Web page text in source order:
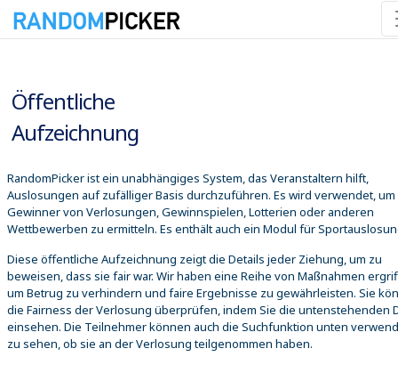
Öffentliche
Aufzeichnung
RandomPicker ist ein unabhängiges System, das Veranstaltern hilft,
Auslosungen auf zufälliger Basis durchzuführen. Es wird verwendet, um
Gewinner von Verlosungen, Gewinnspielen, Lotterien oder anderen
Wettbewerben zu ermitteln. Es enthält auch ein Modul für
Diese öffentliche Aufzeichnung zeigt die Details jeder Ziehung, um zu
beweisen, dass sie fair war. Wir haben eine Reihe von Maßnahmen
um Betrug zu verhindern und faire Ergebnisse zu gewährleisten. Sie
die Fairness der Verlosung überprüfen, indem Sie die untenstehenden
einsehen. Die Teilnehmer können auch die Suchfunktion unten
zu sehen, ob sie an der Verlosung teilgenommen haben.